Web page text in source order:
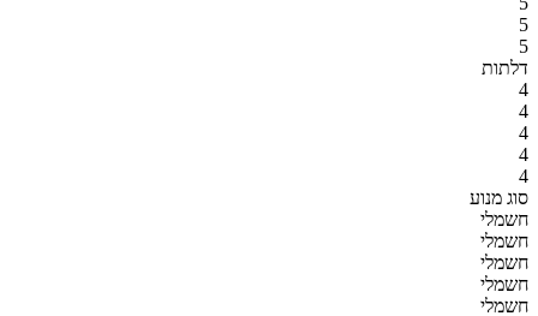
5
5
דלתות
4
4
4
4
4
סוג מנוע
חשמלי
חשמלי
חשמלי
חשמלי
חשמלי